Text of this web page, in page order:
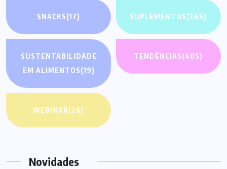
SNACKS(17) SUPLEMENTOS(265)
SUSTENTABILIDADE
EM ALIMENTOS(19)
TENDÊNCIAS(405)
WEBINAR(26)
Novidades